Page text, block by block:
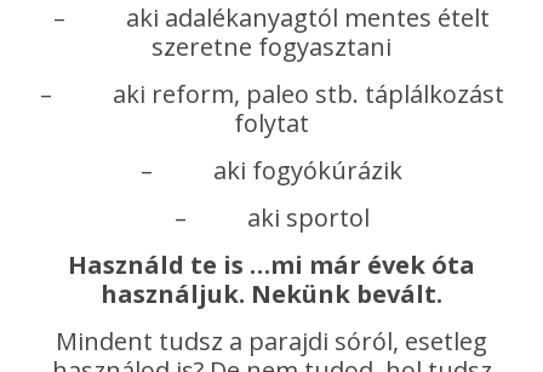
– aki adalékanyagtól mentes ételt
szeretne fogyasztani
– aki reform, paleo stb. táplálkozást
folytat
– aki fogyókúrázik
– aki sportol
Használd te is …mi már évek óta
használjuk. Nekünk bevált.
Mindent tudsz a parajdi sóról, esetleg